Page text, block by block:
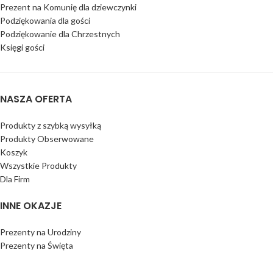
Prezent na Komunię dla dziewczynki
Podziękowania dla gości
Podziękowanie dla Chrzestnych
Księgi gości
NASZA OFERTA
Produkty z szybką wysyłką
Produkty Obserwowane
Koszyk
Wszystkie Produkty
Dla Firm
INNE OKAZJE
Prezenty na Urodziny
Prezenty na Święta